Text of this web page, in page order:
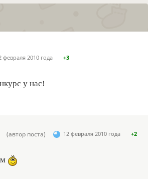
февраля 2010 года +3
у нас!
(автор поста) 12 февраля 2010 года +2